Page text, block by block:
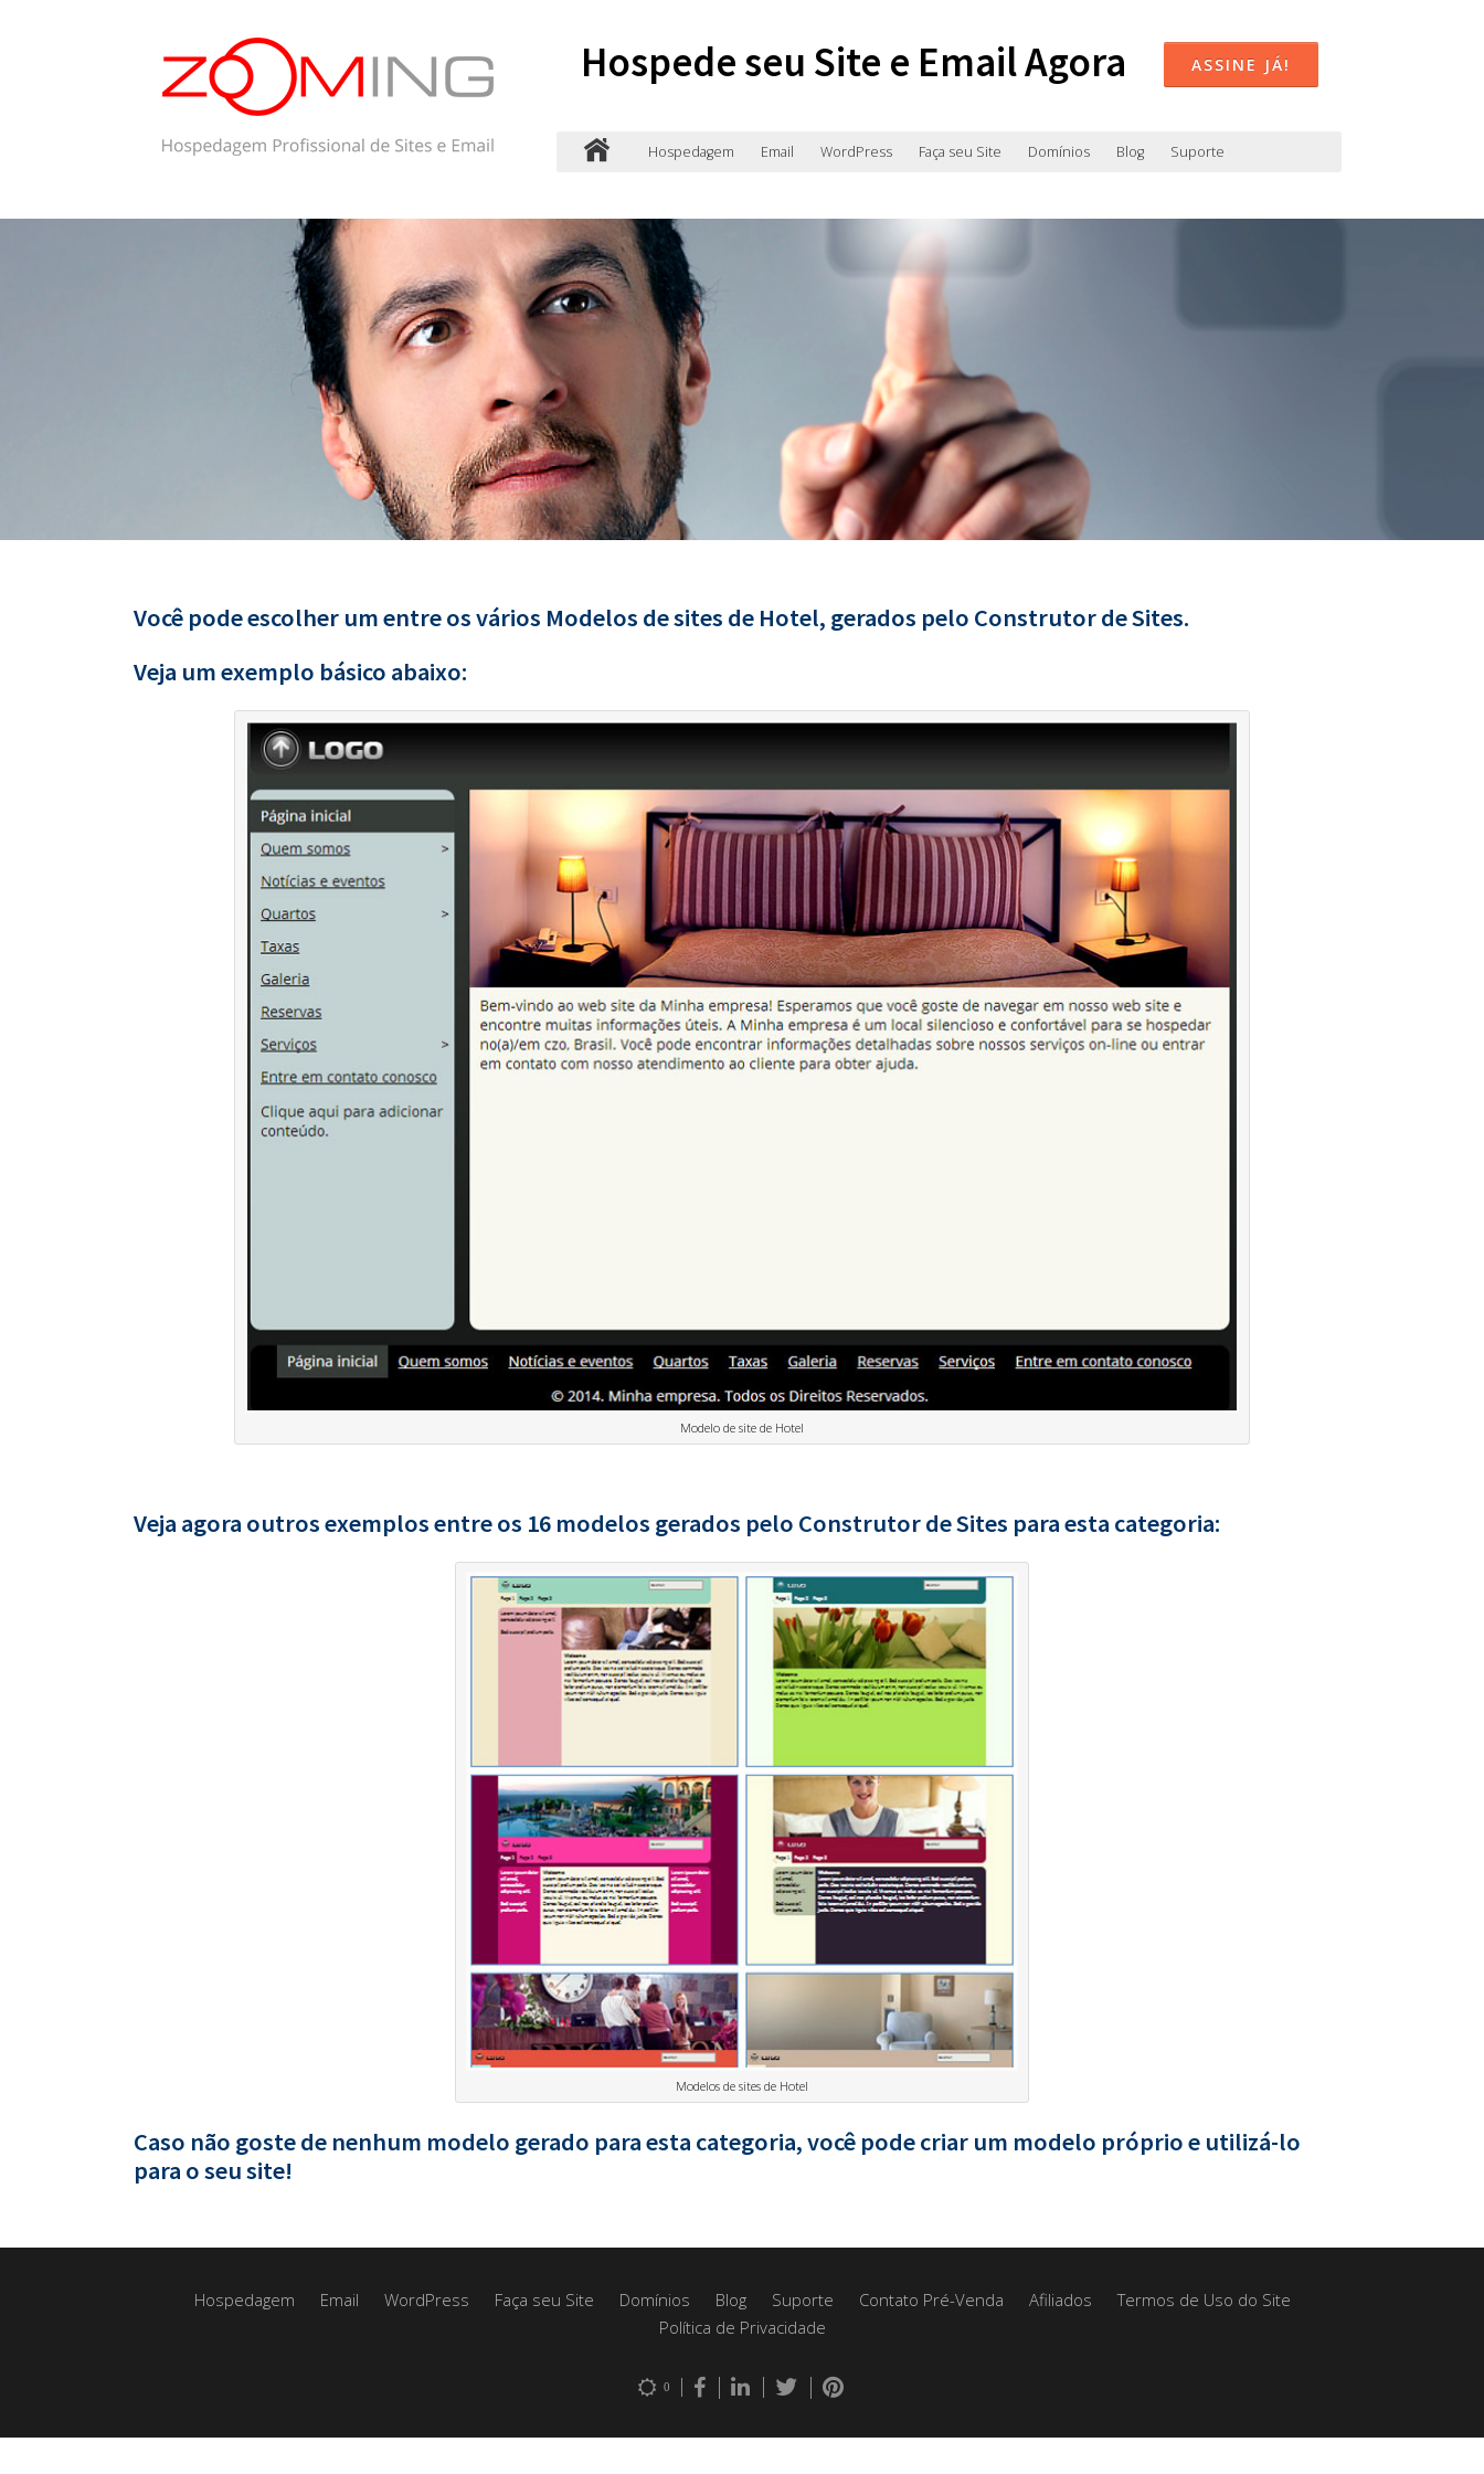
Hospede seu Site e Email Agora ASSINE JÁ!
Hospedagem Email WordPress Faça seu Site Domínios Blog Suporte
Você pode escolher um entre os vários Modelos de sites de Hotel, gerados pelo Construtor de Sites.
Veja um exemplo básico abaixo:
Modelo de site de Hotel
Veja agora outros exemplos entre os 16 modelos gerados pelo Construtor de Sites para esta categoria:
Modelos de sites de Hotel
Caso não goste de nenhum modelo gerado para esta categoria, você pode criar um modelo próprio e utilizá-lo
para o seu site!
Hospedagem Email WordPress Faça seu Site Domínios Blog Suporte Contato Pré-Venda Afiliados
Termos de Uso do Site
Política de Privacidade
0